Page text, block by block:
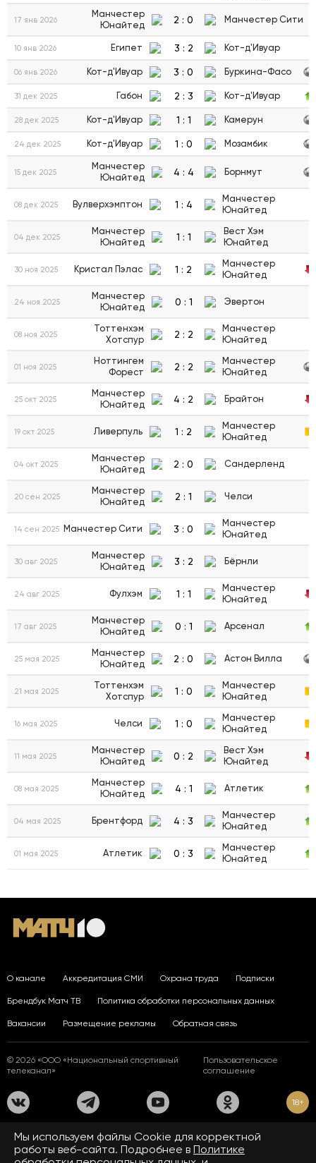
17 янв 2026
Манчестер
Юнайтед
2 : 0 Манчестер Сити
10 янв 2026 Египет 3 : 2 Кот-д'Ивуар
06 янв 2026 Кот-д'Ивуар 3 : 0 Буркина-Фасо
31 дек 2025 Габон 2 : 3 Кот-д'Ивуар
28 дек 2025 Кот-д'Ивуар 1 : 1 Камерун
24 дек 2025 Кот-д'Ивуар 1 : 0 Мозамбик
15 дек 2025
Манчестер
Юнайтед
4 : 4 Борнмут
08 дек 2025 Вулверхэмптон 1 : 4
Манчестер
Юнайтед
04 дек 2025
Манчестер
Юнайтед
1 : 1
Вест Хэм
Юнайтед
30 ноя 2025 Кристал Пэлас 1 : 2
Манчестер
Юнайтед
24 ноя 2025
Манчестер
Юнайтед
0 : 1 Эвертон
08 ноя 2025
Тоттенхэм
Хотспур
2 : 2
Манчестер
Юнайтед
01 ноя 2025
Ноттингем
Форест
2 : 2
Манчестер
Юнайтед
25 окт 2025
Манчестер
Юнайтед
4 : 2 Брайтон
19 окт 2025 Ливерпуль 1 : 2
Манчестер
Юнайтед
04 окт 2025
Манчестер
Юнайтед
2 : 0 Сандерленд
20 сен 2025
Манчестер
Юнайтед
2 : 1 Челси
14 сен 2025 Манчестер Сити 3 : 0
Манчестер
Юнайтед
30 авг 2025
Манчестер
Юнайтед
3 : 2 Бёрнли
24 авг 2025 Фулхэм 1 : 1
Манчестер
Юнайтед
17 авг 2025
Манчестер
Юнайтед
0 : 1 Арсенал
25 мая 2025
Манчестер
Юнайтед
2 : 0 Астон Вилла
21 мая 2025
Тоттенхэм
Хотспур
1 : 0
Манчестер
Юнайтед
16 мая 2025 Челси 1 : 0
Манчестер
Юнайтед
11 мая 2025
Манчестер
Юнайтед
0 : 2
Вест Хэм
Юнайтед
08 мая 2025
Манчестер
Юнайтед
4 : 1 Атлетик
04 мая 2025 Брентфорд 4 : 3
Манчестер
Юнайтед
01 мая 2025 Атлетик 0 : 3
Манчестер
Юнайтед
О канале Аккредитация СМИ Охрана труда Подписки
Брендбук Матч ТВ Политика обработки персональных данных
Вакансии Размещение рекламы Обратная связь
© 2026 «ООО «Национальный спортивный
телеканал»
Пользовательское
соглашение
18+
На сайте применяются рекомендательные технологии. Подробнее
Правилах применения рекомендательных технологий.
Мы используем файлы Сookie для корректной
работы веб-сайта. Подробнее в Политике